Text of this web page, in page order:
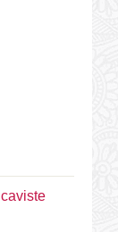
caviste